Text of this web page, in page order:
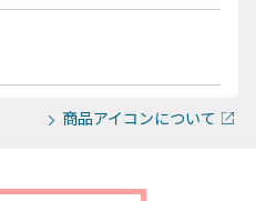
商品アイコンについて